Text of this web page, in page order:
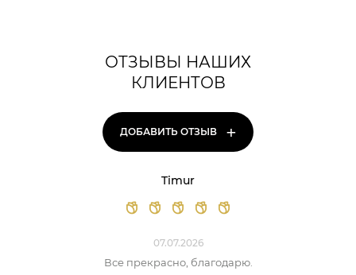
ОТЗЫВЫ НАШИХ
КЛИЕНТОВ
ДОБАВИТЬ ОТЗЫВ +
Timur
07.07.2026
Все прекрасно, благодарю.